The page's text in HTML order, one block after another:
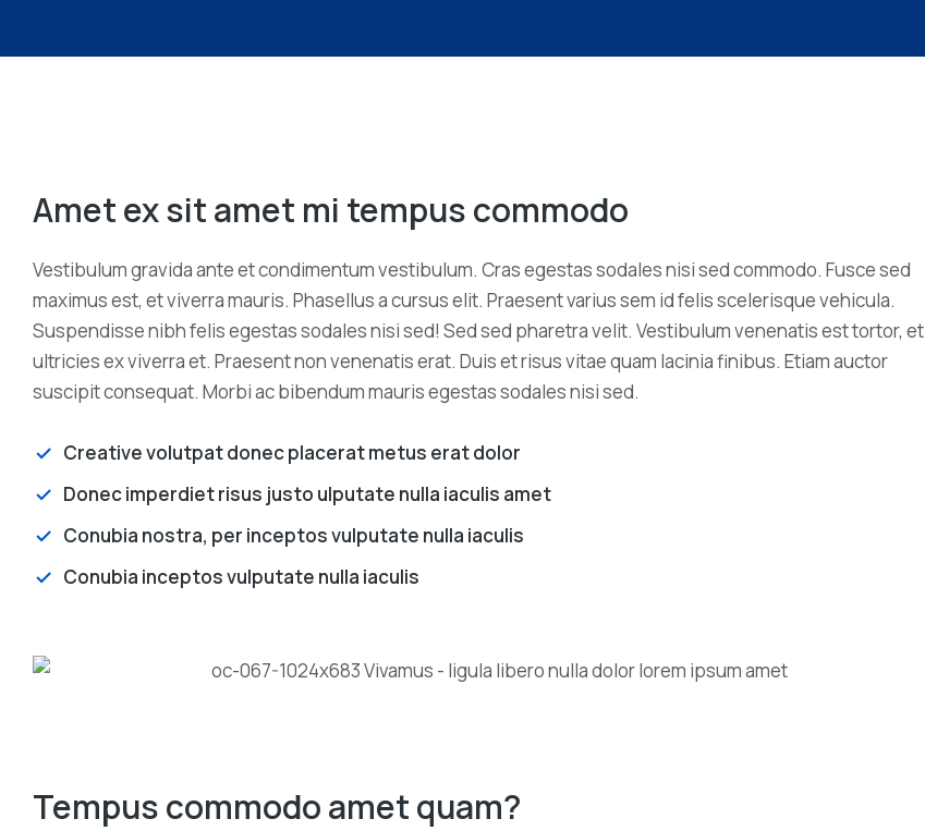
Amet ex sit amet mi tempus commodo
Vestibulum gravida ante et condimentum vestibulum. Cras egestas sodales nisi sed commodo. Fusce sed
maximus est, et viverra mauris. Phasellus a cursus elit. Praesent varius sem id felis scelerisque vehicula.
Suspendisse nibh felis egestas sodales nisi sed! Sed sed pharetra velit. Vestibulum venenatis est tortor, et
ultricies ex viverra et. Praesent non venenatis erat. Duis et risus vitae quam lacinia finibus. Etiam auctor
suscipit consequat. Morbi ac bibendum mauris egestas sodales nisi sed.
Creative volutpat donec placerat metus erat dolor
Donec imperdiet risus justo ulputate nulla iaculis amet
Conubia nostra, per inceptos vulputate nulla iaculis
Conubia inceptos vulputate nulla iaculis
Tempus commodo amet quam?